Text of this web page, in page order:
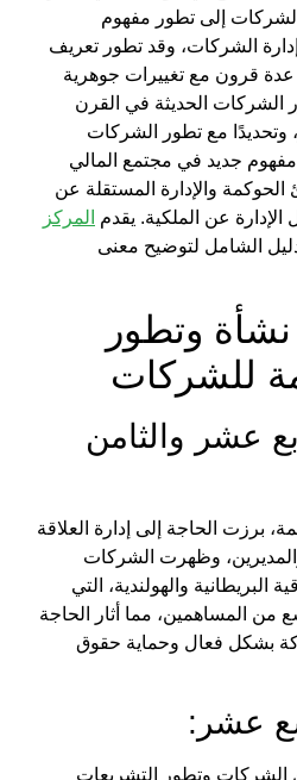
معنا
العربية
X
إلى تطور مفهوم
الشركات، وقد تطور تعريف
عدة قرون مع تغييرات جوهرية
الشركات الحديثة في القرن
وتحديدًا مع تطور الشركات
جديد في مجتمع المالي
الحوكمة والإدارة المستقلة عن
عن الملكية. يقدم المركز
الشامل لتوضيح معنى
وتطور
للشركات
عشر والثامن
برزت الحاجة إلى إدارة العلاقة
وظهرت الشركات
البريطانية والهولندية، التي
المساهمين، مما أثار الحاجة
بشكل فعال وحماية حقوق
عشر:
الشركات وتطور التشريعات